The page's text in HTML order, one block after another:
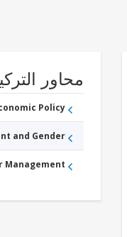
محاور
Policy
and Gender
Management